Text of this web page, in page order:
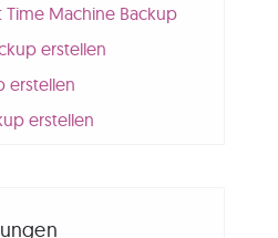
Time Machine Backup
erstellen
erstellen
erstellen